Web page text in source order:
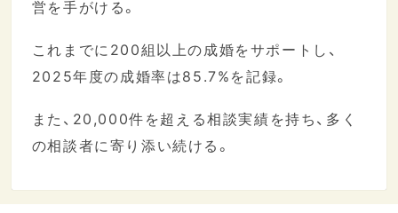
営を手がける。
これまでに200組以上の成婚をサポートし、
2025年度の成婚率は85.7%を記録。
また、20,000件を超える相談実績を持ち、多く
の相談者に寄り添い続ける。